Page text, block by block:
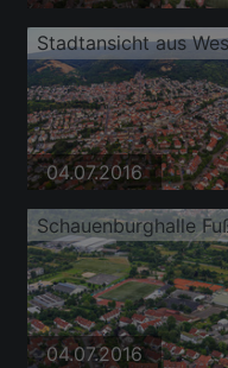
04.07.2016
04.07.2016